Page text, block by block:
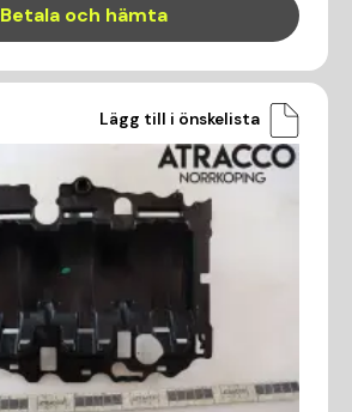
Betala och hämta
Lägg till i önskelista